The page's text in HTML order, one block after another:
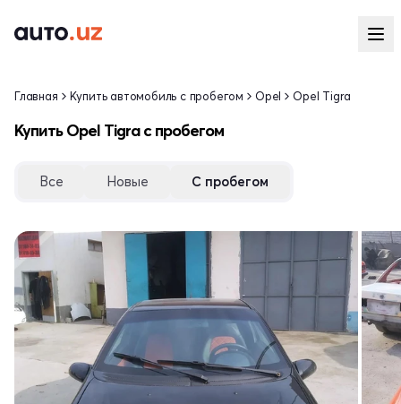
Главная Купить автомобиль с пробегом Opel Opel Tigra
Купить Opel Tigra с пробегом
Все Новые С пробегом